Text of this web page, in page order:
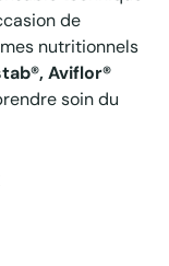
de
nutritionnels
Aviflor®
soin du